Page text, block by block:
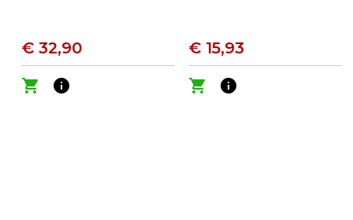
€ 32,90
shopping_cart
info
€ 15,93
shopping_cart
info